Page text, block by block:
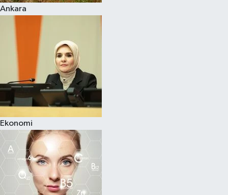
Ankara
Ekonomi
Teknoloji
Televizyon
Yaşam-Çevre